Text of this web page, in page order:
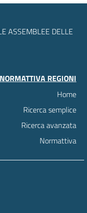
ASSEMBLEE DELLE
NORMATTIVA REGIONI
Home
Ricerca semplice
Ricerca avanzata
Normattiva